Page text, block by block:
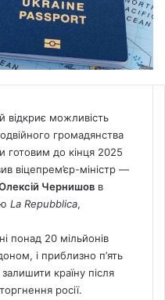
відкриє можливість
громадянства
готовим до кінця 2025
віцепрем’єр-міністр —
Чернишов в
La Repubblica,
понад 20 мільйонів
і приблизно п’ять
країну після
росії.